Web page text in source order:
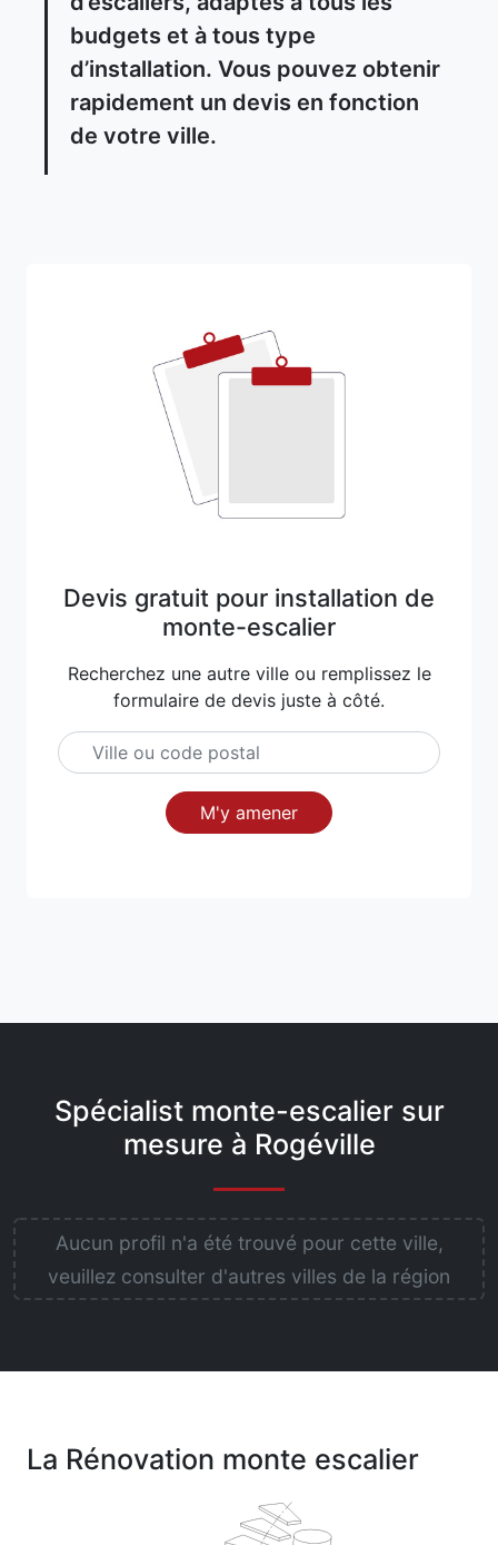
budgets et à tous type
d’installation. Vous pouvez obtenir
rapidement un devis en fonction
de votre ville.
Devis gratuit pour installation de
monte-escalier
Recherchez une autre ville ou remplissez le
formulaire de devis juste à côté.
M'y amener
Spécialist monte-escalier sur
mesure à Rogéville
Aucun profil n'a été trouvé pour cette ville,
veuillez consulter d'autres villes de la région
La Rénovation monte escalier